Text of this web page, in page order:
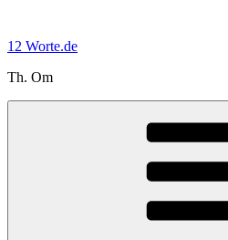
springen
12 Worte.de
Th. Om